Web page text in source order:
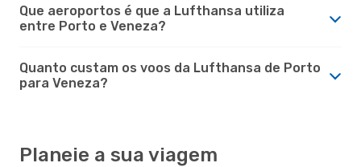
Que aeroportos é que a Lufthansa utiliza
entre Porto e Veneza?
Quanto custam os voos da Lufthansa de Porto
para Veneza?
Planeie a sua viagem